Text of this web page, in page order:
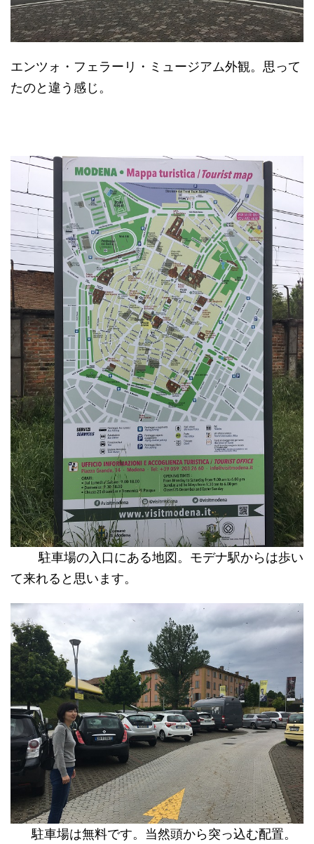
エンツォ・フェラーリ・ミュージアム外観。思って
たのと違う感じ。
駐車場の入口にある地図。モデナ駅からは歩い
て来れると思います。
駐車場は無料です。当然頭から突っ込む配置。